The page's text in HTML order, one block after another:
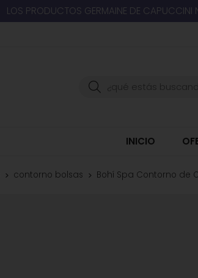
LOS PRODUCTOS GERMAINE DE CAPUCCINI
Buscar
INICIO
contorno bolsas Bohí Spa Contorno de